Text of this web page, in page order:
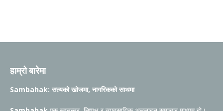
हाम्रो बारेमा
Sambahak: सत्यको खोजमा, नागरिकको साथमा